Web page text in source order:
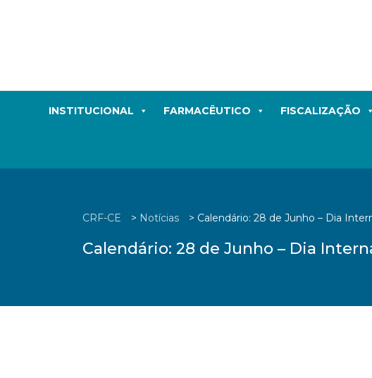
INSTITUCIONAL FARMACÊUTICO FISCALIZAÇÃO
CRF-CE > Notícias > Calendário: 28 de Junho – Dia
Calendário: 28 de Junho – Dia